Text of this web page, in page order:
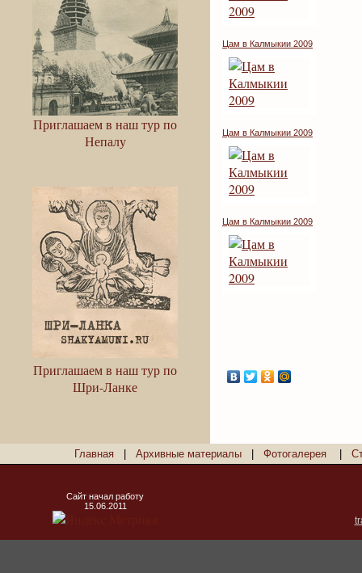
Приглашаем в наш тур по
Непалу
Приглашаем в наш тур по
Шри-Ланке
Цам в Калмыкии 2009
Цам в Калмыкии 2009
Цам в Калмыкии 2009
Главная Архивные материалы Фотогалерея
Сайт начал работу
15.06.2011